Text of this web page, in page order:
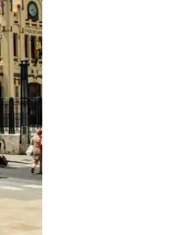
desliza el dedo.